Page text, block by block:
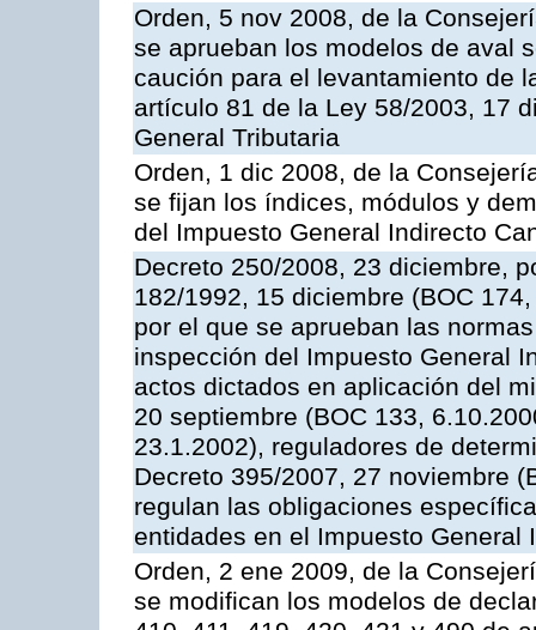
Orden, 5 nov 2008, de la
se aprueban los modelos de aval
caución para el levantamiento de
artículo 81 de la Ley 58/2003, 17
General Tributaria
Orden, 1 dic 2008, de la
se fijan los índices, módulos y
del Impuesto General Indirecto
Decreto 250/2008, 23 diciembre,
182/1992, 15 diciembre (BOC
por el que se aprueban las
inspección del Impuesto General
actos dictados en aplicación del
20 septiembre (BOC 133,
23.1.2002), reguladores de
Decreto 395/2007, 27 noviembre
regulan las obligaciones
entidades en el Impuesto General
Orden, 2 ene 2009, de la
se modifican los modelos de